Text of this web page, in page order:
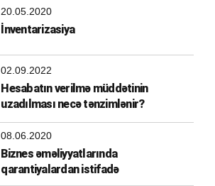
20.05.2020
İnventarizasiya
02.09.2022
Hesabatın verilmə müddətinin
uzadılması necə tənzimlənir?
08.06.2020
Biznes əməliyyatlarında
qarantiyalardan istifadə